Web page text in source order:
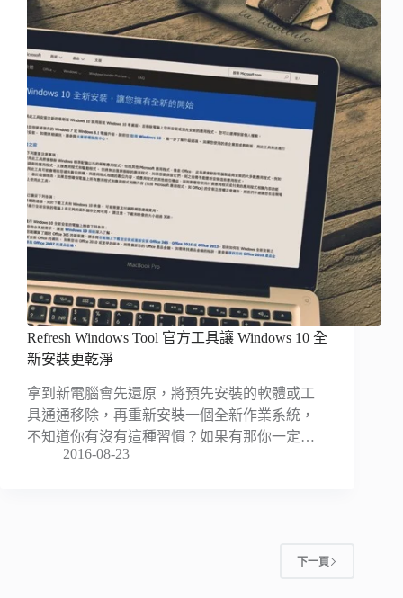
Refresh Windows Tool 官方工具讓 Windows 10 全
新安裝更乾淨
拿到新電腦會先還原，將預先安裝的軟體或工
具通通移除，再重新安裝一個全新作業系統，
不知道你有沒有這種習慣？如果有那你一定…
2016-08-23
下一頁